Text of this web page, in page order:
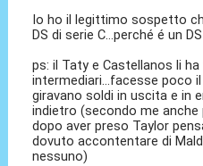
Io ho il legittimo sospetto
DS di serie C...perché é un
ps: il Taty e Castellanos li
intermediari...facesse poco
giravano soldi in uscita e in
indietro (secondo me
dopo aver preso Taylor
dovuto accontentare di
nessuno)